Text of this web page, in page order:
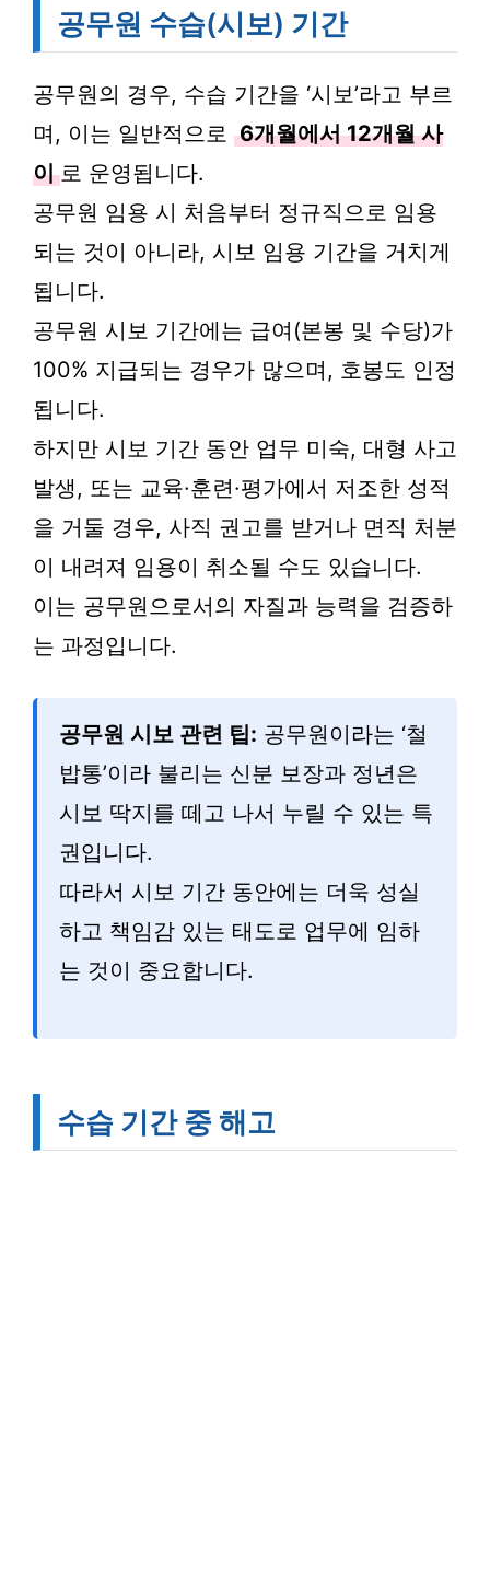
공무원 수습(시보) 기간
공무원의 경우, 수습 기간을 ‘시보’라고 부르
며, 이는 일반적으로 6개월에서 12개월 사
이 로 운영됩니다.
공무원 임용 시 처음부터 정규직으로 임용
되는 것이 아니라, 시보 임용 기간을 거치게
됩니다.
공무원 시보 기간에는 급여(본봉 및 수당)가
100% 지급되는 경우가 많으며, 호봉도 인정
됩니다.
하지만 시보 기간 동안 업무 미숙, 대형 사고
발생, 또는 교육·훈련·평가에서 저조한 성적
을 거둘 경우, 사직 권고를 받거나 면직 처분
이 내려져 임용이 취소될 수도 있습니다.
이는 공무원으로서의 자질과 능력을 검증하
는 과정입니다.
공무원 시보 관련 팁: 공무원이라는 ‘철
밥통’이라 불리는 신분 보장과 정년은
시보 딱지를 떼고 나서 누릴 수 있는 특
권입니다.
따라서 시보 기간 동안에는 더욱 성실
하고 책임감 있는 태도로 업무에 임하
는 것이 중요합니다.
수습 기간 중 해고